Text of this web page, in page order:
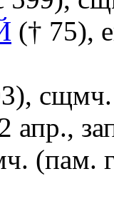
(† 75),
апр.,
(пам.